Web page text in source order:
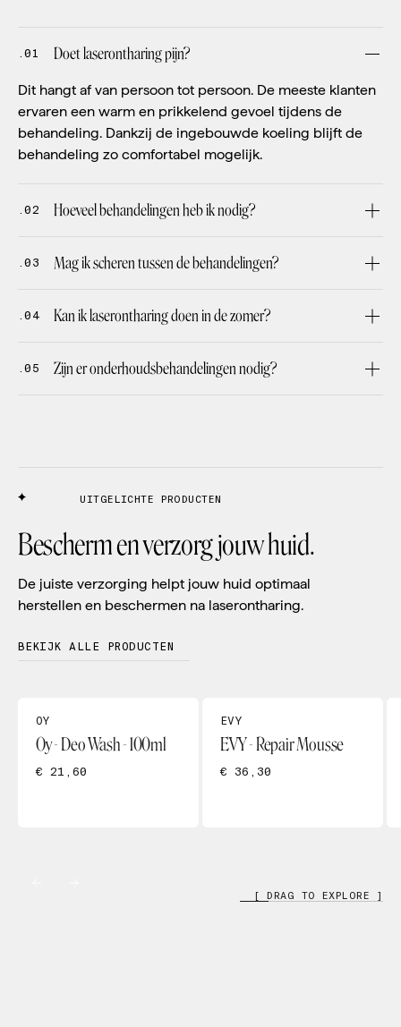
.01 Doet laserontharing pijn?
Dit hangt af van persoon tot persoon. De meeste klanten
ervaren een warm en prikkelend gevoel tijdens de
behandeling. Dankzij de ingebouwde koeling blijft de
behandeling zo comfortabel mogelijk.
.02 Hoeveel behandelingen heb ik nodig?
.03 Mag ik scheren tussen de behandelingen?
.04 Kan ik laserontharing doen in de zomer?
.05 Zijn er onderhoudsbehandelingen nodig?
UITGELICHTE PRODUCTEN
Bescherm en verzorg jouw huid.
De juiste verzorging helpt jouw huid optimaal
herstellen en beschermen na laserontharing.
BEKIJK ALLE PRODUCTEN
OY
Oy - Deo Wash - 100ml
€ 21,60
EVY
EVY - Repair Mousse
€ 36,30
[ DRAG TO EXPLORE ]